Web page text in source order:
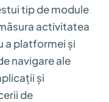
tip de module
activitatea
a platformei și
navigare ale
și
de